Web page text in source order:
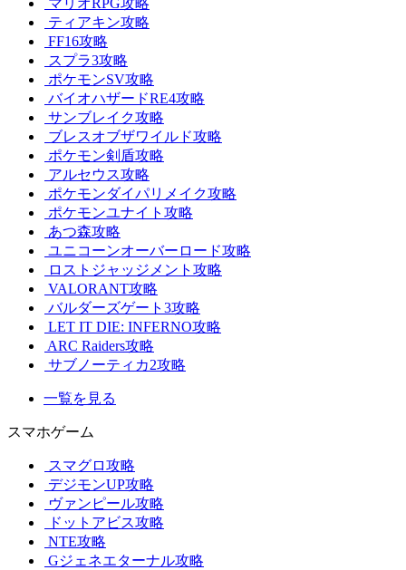
マリオRPG攻略
ティアキン攻略
FF16攻略
スプラ3攻略
ポケモンSV攻略
バイオハザードRE4攻略
サンブレイク攻略
ブレスオブザワイルド攻略
ポケモン剣盾攻略
アルセウス攻略
ポケモンダイパリメイク攻略
ポケモンユナイト攻略
あつ森攻略
ユニコーンオーバーロード攻略
ロストジャッジメント攻略
VALORANT攻略
バルダーズゲート3攻略
LET IT DIE: INFERNO攻略
ARC Raiders攻略
サブノーティカ2攻略
一覧を見る
スマホゲーム
スマグロ攻略
デジモンUP攻略
ヴァンピール攻略
ドットアビス攻略
NTE攻略
Gジェネエターナル攻略